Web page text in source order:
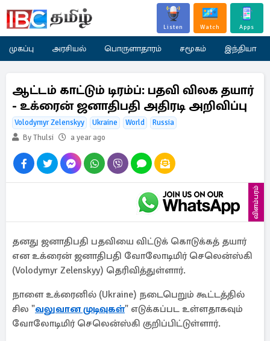
Listen Watch Apps
முகப்பு அரசியல் பொருளாதாரம் சமூகம் இந்தியா
ஆட்டம் காட்டும் டிரம்ப்: பதவி விலக தயார்
- உக்ரைன் ஜனாதிபதி அதிரடி அறிவிப்பு
Volodymyr Zelenskyy Ukraine World
Russia
By Thulsi
a year ago
விளம்பரம்
தனது ஜனாதிபதி பதவியை விட்டுக் கொடுக்கத் தயார்
என உக்ரைன் ஜனாதிபதி வோலோடிமிர் செலென்ஸ்கி
(Volodymyr Zelenskyy) தெரிவித்துள்ளார்.
நாளை உக்ரைனில் (Ukraine) நடைபெறும் கூட்டத்தில்
சில "வலுவான முடிவுகள்" எடுக்கப்பட உள்ளதாகவும்
வோலோடிமிர் செலென்ஸ்கி குறிப்பிட்டுள்ளார்.